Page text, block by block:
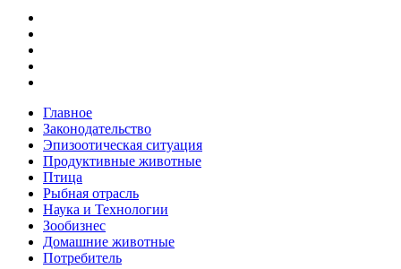
Главное
Законодательство
Эпизоотическая ситуация
Продуктивные животные
Птица
Рыбная отрасль
Наука и Технологии
Зообизнес
Домашние животные
Потребитель